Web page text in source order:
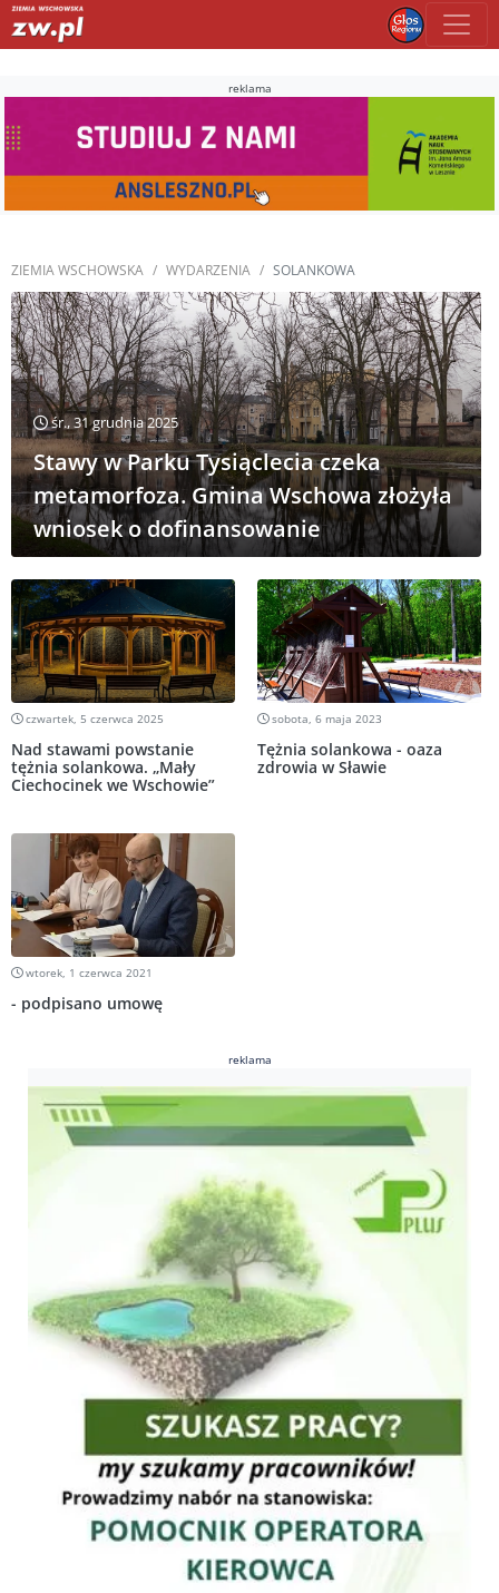
reklama
ZIEMIA WSCHOWSKA WYDARZENIA SOLANKOWA
śr., 31 grudnia 2025
Stawy w Parku Tysiąclecia czeka
metamorfoza. Gmina Wschowa złożyła
wniosek o dofinansowanie
czwartek, 5 czerwca 2025
Nad stawami powstanie
tężnia solankowa. „Mały
Ciechocinek we Wschowie”
sobota, 6 maja 2023
Tężnia solankowa - oaza
zdrowia w Sławie
wtorek, 1 czerwca 2021
- podpisano umowę
reklama